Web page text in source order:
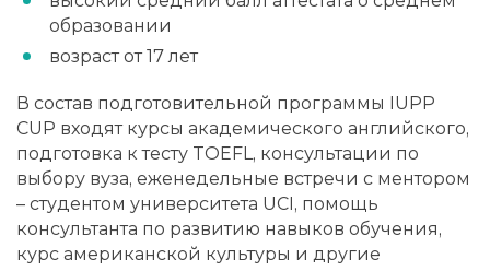
образовании
возраст от 17 лет
В состав подготовительной программы IUPP
CUP входят курсы академического английского,
подготовка к тесту TOEFL, консультации по
выбору вуза, еженедельные встречи с ментором
– студентом университета UCI, помощь
консультанта по развитию навыков обучения,
курс американской культуры и другие